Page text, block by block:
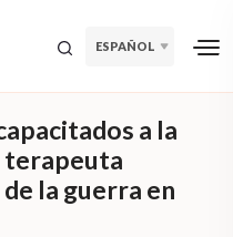
ESPAÑOL
a la
terapeuta
la guerra en